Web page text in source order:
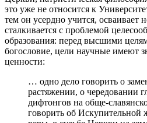
это уже не относится к
тем он усердно учится, осваивает
сталкивается с проблемой
образования: перед высшими
богословие, цели научные имеют
ценности:
… одно дело говорить о
растяжении, о чередовании
дифтонгов на обще-
говорить об Искупительной